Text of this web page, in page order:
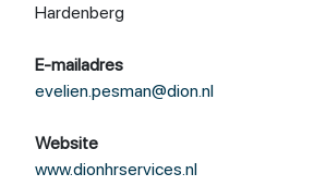
Hardenberg
E-mailadres
evelien.pesman@dion.nl
Website
www.dionhrservices.nl